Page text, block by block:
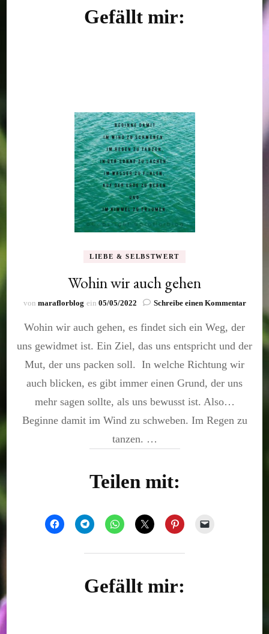
Gefällt mir:
LIEBE & SELBSTWERT
Wohin wir auch gehen
von maraflorblog ein 05/05/2022 Schreibe einen Kommentarzu
Wohin
gehen
Wohin wir auch gehen, es findet sich ein Weg, der
uns gewidmet ist. Ein Ziel, das uns entspricht und der
Mut, der uns packen soll. In welche Richtung wir
auch blicken, es gibt immer einen Grund, der uns
mehr sagen sollte, als uns bewusst ist. Also…
Beginne damit im Wind zu schweben. Im Regen zu
tanzen. …
Teilen mit:
Gefällt mir: